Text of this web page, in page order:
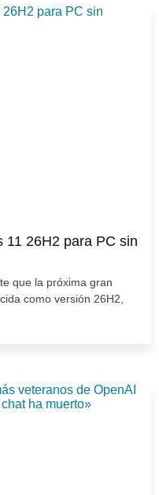
11 26H2 para PC sin
que la próxima gran
como versión 26H2,